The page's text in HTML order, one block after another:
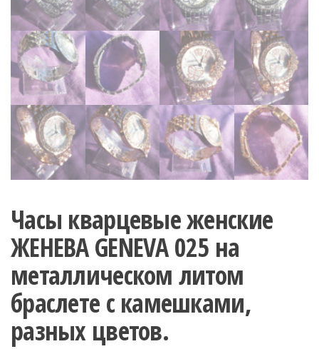
Часы кварцевые женские
ЖЕНЕВА GENEVA 025 на
металлическом литом
браслете с камешками,
разных цветов.